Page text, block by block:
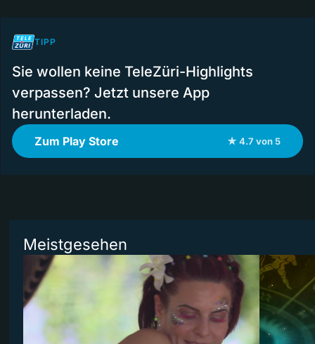
TIPP
Sie wollen keine TeleZüri-Highlights
verpassen? Jetzt unsere App
herunterladen.
Zum Play Store ★ 4.7 von 5
Meistgesehen